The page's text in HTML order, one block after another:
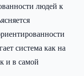
людей к
система как на
и в самой